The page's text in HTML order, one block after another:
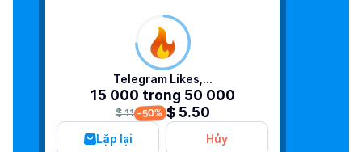
Telegram Likes,...
15 000 trong 50 000
$ 11 -50% $ 5.50
Lặp lại Hủy